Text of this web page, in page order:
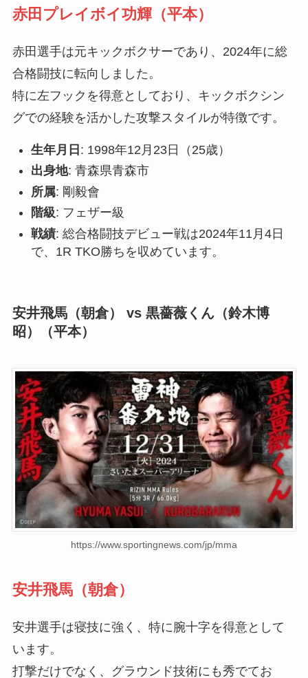
赤田プレイボイ功輝（平本）
赤田選手は元キックボクサーであり、2024年に総
合格闘技に転向しました。
特に左フックを得意としており、キックボクシン
グでの経験を活かした攻撃スタイルが特徴です。
生年月日 : 1998年12月23日（25歳）
出身地: 青森県青森市
所属: 剛毅會
階級: フェザー級
戦績: 総合格闘技デビュー戦は2024年11月4日
で、1R TKO勝ちを収めています。
安井飛馬（朝倉） vs 黒薔薇くん（鈴木博
昭）（平本）
https://www.sportingnews.com/jp/mma
安井飛馬（朝倉）
安井選手は寝技に強く、特に腕十字を得意として
います。
打撃だけでなく、グラウンド技術にも秀でてお